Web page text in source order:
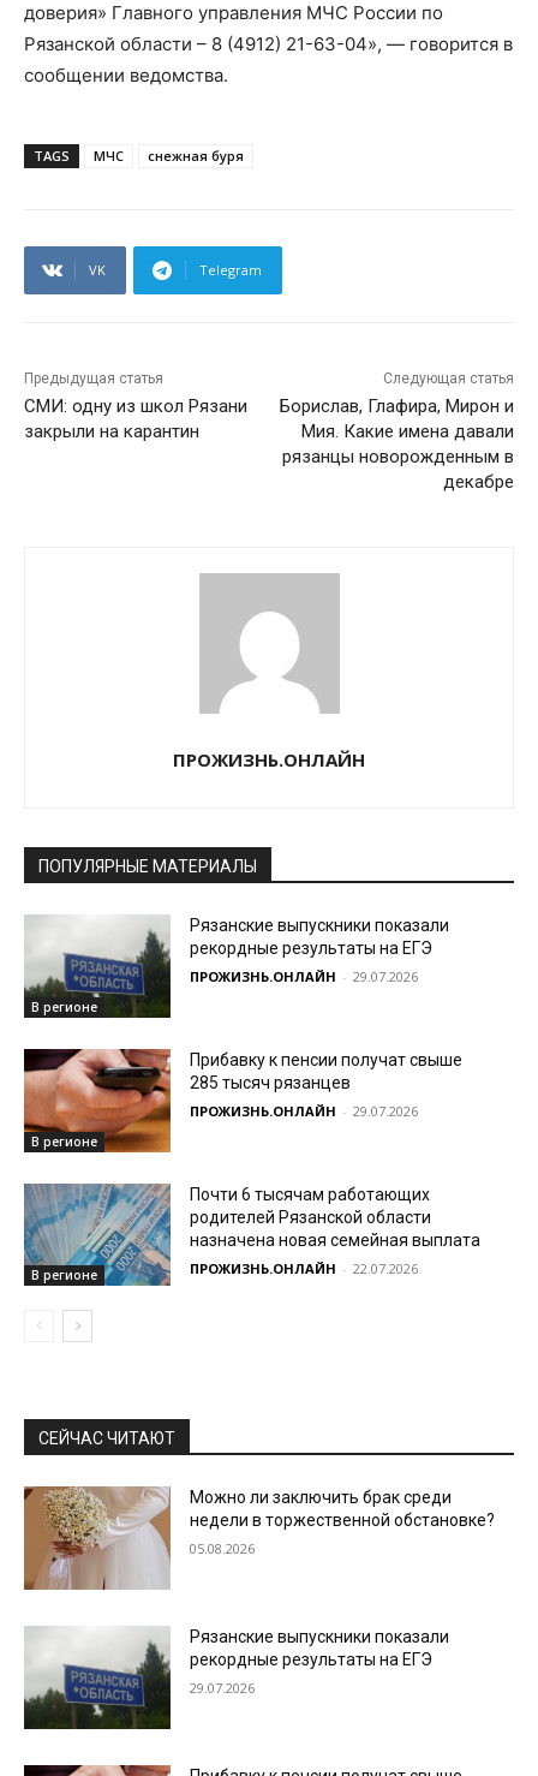
доверия» Главного управления МЧС России по
Рязанской области – 8 (4912) 21-63-04», — говорится в
сообщении ведомства.
TAGS МЧС снежная буря
VK Telegram
Предыдущая статья
СМИ: одну из школ Рязани
закрыли на карантин
Следующая статья
Борислав, Глафира, Мирон и
Мия. Какие имена давали
рязанцы новорожденным в
декабре
ПРОЖИЗНЬ.ОНЛАЙН
ПОПУЛЯРНЫЕ МАТЕРИАЛЫ
В регионе
Рязанские выпускники показали
рекордные результаты на ЕГЭ
ПРОЖИЗНЬ.ОНЛАЙН - 29.07.2026
В регионе
Прибавку к пенсии получат свыше
285 тысяч рязанцев
ПРОЖИЗНЬ.ОНЛАЙН - 29.07.2026
В регионе
Почти 6 тысячам работающих
родителей Рязанской области
назначена новая семейная выплата
ПРОЖИЗНЬ.ОНЛАЙН - 22.07.2026
СЕЙЧАС ЧИТАЮТ
Можно ли заключить брак среди
недели в торжественной обстановке?
05.08.2026
Рязанские выпускники показали
рекордные результаты на ЕГЭ
29.07.2026